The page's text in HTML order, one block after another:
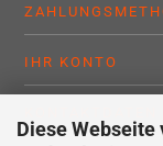
Diese Webseite
IHR KONTO